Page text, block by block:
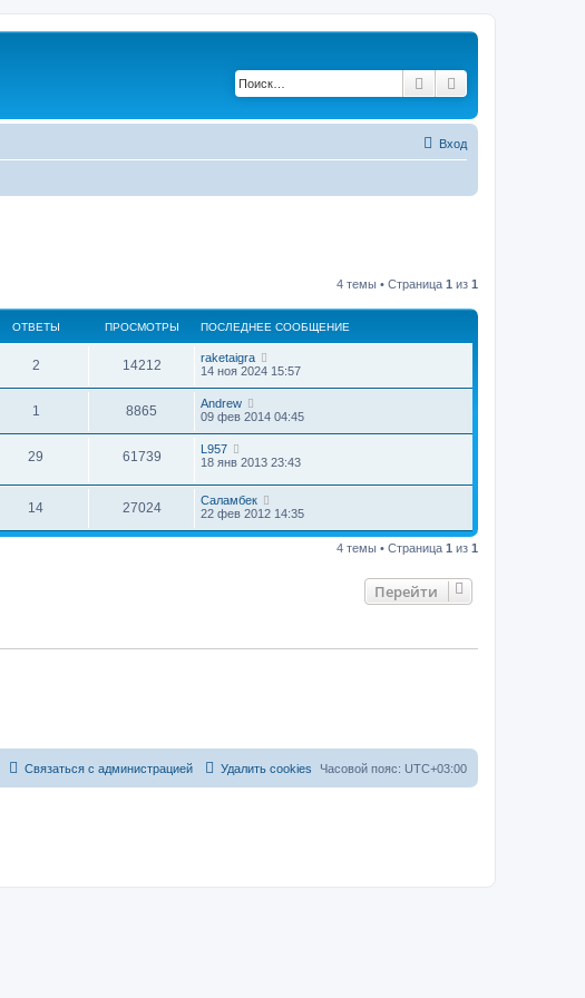
Поиск
Вход
4 темы • Страница 1 из 1
ОТВЕТЫ ПРОСМОТРЫ ПОСЛЕДНЕЕ СООБЩЕНИЕ
2 14212
raketaigra
14 ноя 2024 15:57
1 8865
Andrew
09 фев 2014 04:45
29 61739
L957
18 янв 2013 23:43
14 27024
Саламбек
22 фев 2012 14:35
4 темы • Страница 1 из 1
Перейти
Часовой пояс: UTC+03:00
Удалить cookies
Связаться с администрацией